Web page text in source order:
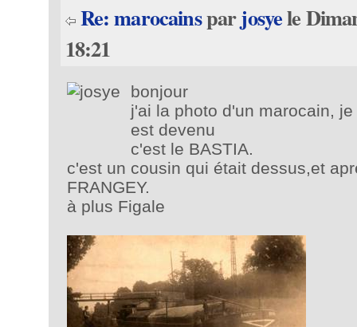
Re: marocainsparjosyele
18:21
bonjour
j'ai la photo d'un marocain,
est devenu
c'est le BASTIA.
c'est un cousin qui était dessus,et
FRANGEY.
à plus Figale